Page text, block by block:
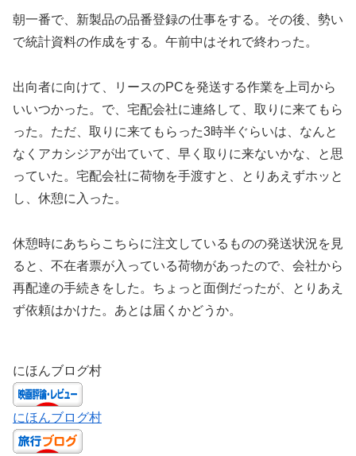
朝一番で、新製品の品番登録の仕事をする。その後、勢い
で統計資料の作成をする。午前中はそれで終わった。
出向者に向けて、リースのPCを発送する作業を上司から
いいつかった。で、宅配会社に連絡して、取りに来てもら
った。ただ、取りに来てもらった3時半ぐらいは、なんと
なくアカシジアが出ていて、早く取りに来ないかな、と思
っていた。宅配会社に荷物を手渡すと、とりあえずホッと
し、休憩に入った。
休憩時にあちらこちらに注文しているものの発送状況を見
ると、不在者票が入っている荷物があったので、会社から
再配達の手続きをした。ちょっと面倒だったが、とりあえ
ず依頼はかけた。あとは届くかどうか。
にほんブログ村
にほんブログ村